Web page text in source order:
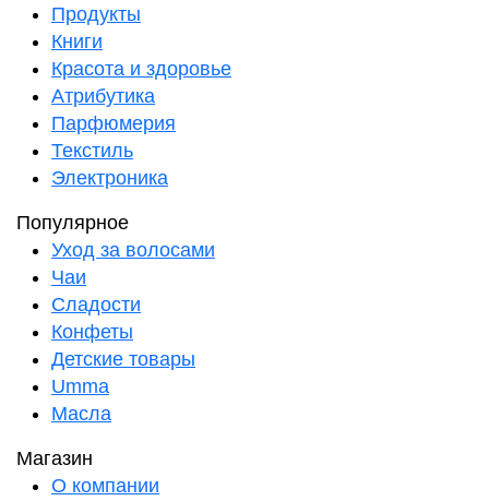
Продукты
Книги
Красота и здоровье
Атрибутика
Парфюмерия
Текстиль
Электроника
Популярное
Уход за волосами
Чаи
Сладости
Конфеты
Детские товары
Umma
Масла
Магазин
О компании